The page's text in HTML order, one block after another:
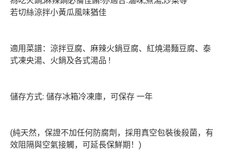
若切絲涼拌小黃瓜風味猶佳
適用菜譜：涼拌豆腐、麻辣火鍋豆腐、紅燒湯麵豆腐、泰
式凍央湯、火鍋及各式湯品 !
儲存方式: 儲存冰箱冷凍庫，可保存 一年
(純天然，保證不加任何防腐劑，採用真空包裝後殺菌，有
效阻隔與空氣接觸，可延長保鮮期！)